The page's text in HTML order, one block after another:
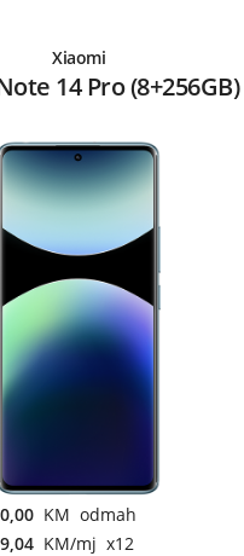
Xiaomi
14 Pro (8+256GB)
0,00 KM odmah
KM/mj x12